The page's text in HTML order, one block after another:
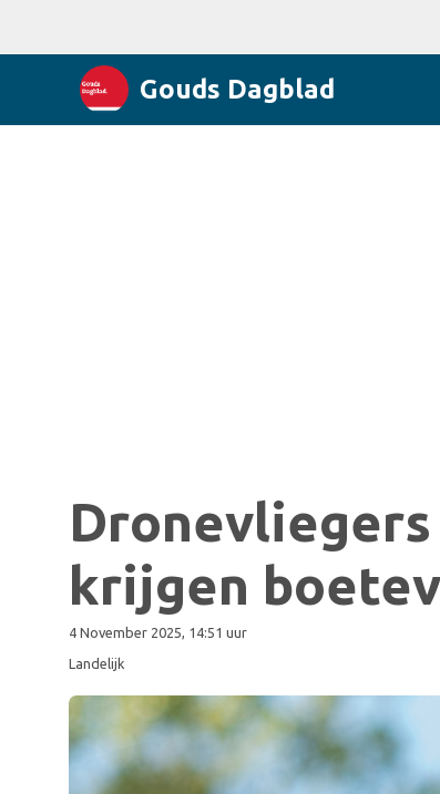
Gouds Dagblad
krijgen
4 November 2025, 14:51 uur
Landelijk